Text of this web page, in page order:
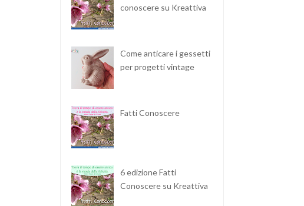
conoscere su Kreattiva
Come anticare i gessetti
per progetti vintage
Fatti Conoscere
6 edizione Fatti
Conoscere su Kreattiva